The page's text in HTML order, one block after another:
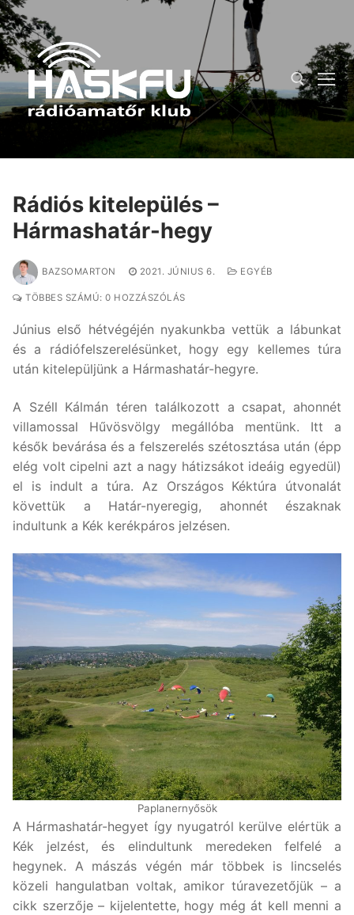
Ugrás
a
tartalomra
Keresése:
Rádiós kitelepülés –
Hármashatár-hegy
BAZSOMARTON 2021. JÚNIUS 6. EGYÉB
TÖBBES SZÁMÚ: 0 HOZZÁSZÓLÁS
Június első hétvégéjén nyakunkba vettük a lábunkat
és a rádiófelszerelésünket, hogy egy kellemes túra
után kitelepüljünk a Hármashatár-hegyre.
A Széll Kálmán téren találkozott a csapat, ahonnét
villamossal Hűvösvölgy megállóba mentünk. Itt a
késők bevárása és a felszerelés szétosztása után (épp
elég volt cipelni azt a nagy hátizsákot ideáig egyedül)
el is indult a túra. Az Országos Kéktúra útvonalát
követtük a Határ-nyeregig, ahonnét északnak
indultunk a Kék kerékpáros jelzésen.
Paplanernyősök
A Hármashatár-hegyet így nyugatról kerülve elértük a
Kék jelzést, és elindultunk meredeken felfelé a
hegynek. A mászás végén már többek is lincselés
közeli hangulatban voltak, amikor túravezetőjük – a
cikk szerzője – kijelentette, hogy még át kell menni a